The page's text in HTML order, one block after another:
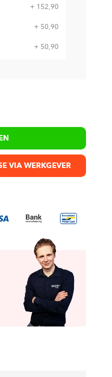
+ 152,90
+ 50,90
+ 50,90
VIA WERKGEVER